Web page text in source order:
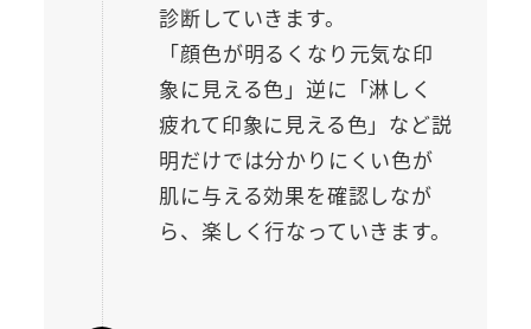
診断していきます。
「顔色が明るくなり元気な印
象に見える色」逆に「淋しく
疲れて印象に見える色」など説
明だけでは分かりにくい色が
肌に与える効果を確認しなが
ら、楽しく行なっていきます。